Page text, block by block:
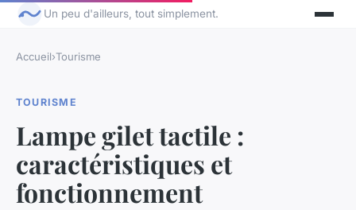
Un peu d'ailleurs, tout simplement.
Accueil›Tourisme
TOURISME
Lampe gilet tactile :
caractéristiques et
fonctionnement